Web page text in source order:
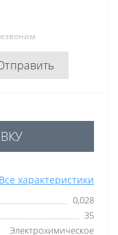
Все характеристики
0,028
35
Электрохимическое